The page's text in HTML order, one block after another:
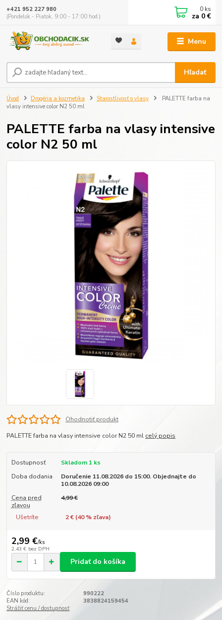
Menu
Hľadať
+421 952 227 980
(Pondelok - Piatok, 9:00 - 17:00 hod.)
0 ks
za 0 €
Úvod Drogéria a kozmetika Starostlivosť o vlasy
PALETTE farba na
vlasy intensive color N2 50 ml
PALETTE farba na vlasy intensive
color N2 50 ml
Ohodnotiť produkt
PALETTE farba na vlasy intensive color N2 50 ml celý popis
Dostupnosť
Skladom 1 ks
Doba dodania
Doručenie 11.08.2026 do 15:00. Objednajte do
10.08.2026 09:00
Cena pred
zľavou
4,99 €
Ušetríte 2 € (40% zľava)
2,99 €/ks
2,43 € bez DPH
Pridať do košíka
Číslo produktu:
990222
EAN kód:
3838824159454
Strážiť cenu / dostupnosť